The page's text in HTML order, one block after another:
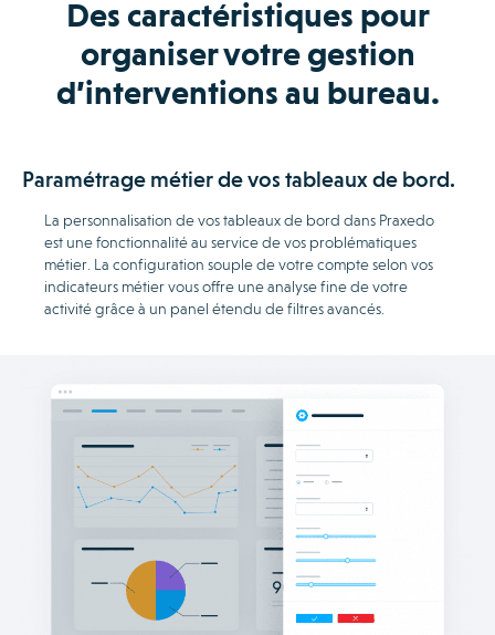
Des caractéristiques pour
organiser votre gestion
d’interventions au bureau.
Paramétrage métier de vos tableaux de bord.
La personnalisation de vos tableaux de bord dans Praxedo
est une fonctionnalité au service de vos problématiques
métier. La configuration souple de votre compte selon vos
indicateurs métier vous offre une analyse fine de votre
activité grâce à un panel étendu de filtres avancés.